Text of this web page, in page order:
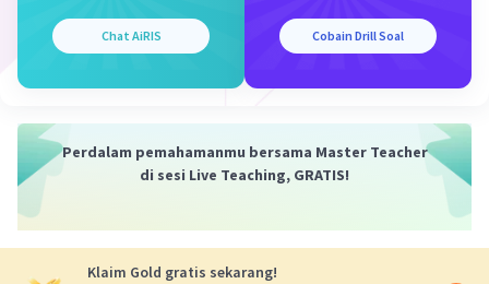
5. Untuk mengetahui di mana mereka bertemu, kita bisa
menghitung jarak yang ditempuh pembalap pertama
dalam 88 menit, yaitu 88/60 jam * 60 km/jam = 88 km.
Kesimpulan:
Kedua pembalap bertemu 88 menit setelah pembalap
pertama mulai bergerak dan mereka bertemu 88 km
Beri Rating 5.0
Chat AiRIS Cobain Drill Soal
Perdalam pemahamanmu bersama Master Teacher
di sesi Live Teaching, GRATIS!
Klaim Gold gratis sekarang!